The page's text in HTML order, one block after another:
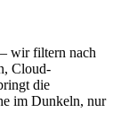
wir filtern nach
Cloud-
die
im Dunkeln, nur